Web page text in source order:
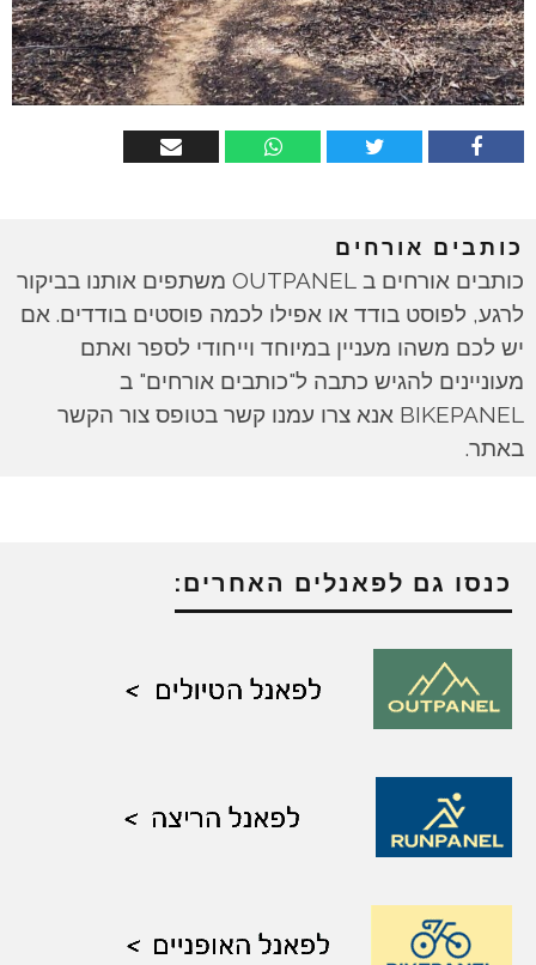
כותבים אורחים
כותבים אורחים ב OUTPANEL משתפים אותנו בביקור
לרגע, לפוסט בודד או אפילו לכמה פוסטים בודדים. אם
יש לכם משהו מעניין במיוחד וייחודי לספר ואתם
מעוניינים להגיש כתבה ל"כותבים אורחים" ב
BIKEPANEL אנא צרו עמנו קשר בטופס צור הקשר
באתר.
כנסו גם לפאנלים האחרים: